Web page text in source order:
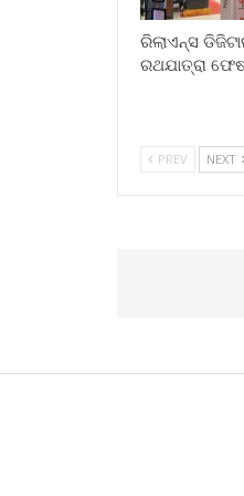
ରିଲାଏନ୍ସ
ରଥଯାତ୍ରା
PREV NEXT